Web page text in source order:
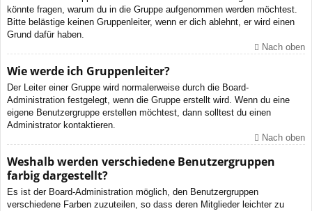
könnte fragen, warum du in die Gruppe aufgenommen werden möchtest.
Bitte belästige keinen Gruppenleiter, wenn er dich ablehnt, er wird einen
Grund dafür haben.
Nach oben
Wie werde ich Gruppenleiter?
Der Leiter einer Gruppe wird normalerweise durch die Board-
Administration festgelegt, wenn die Gruppe erstellt wird. Wenn du eine
eigene Benutzergruppe erstellen möchtest, dann solltest du einen
Administrator kontaktieren.
Nach oben
Weshalb werden verschiedene Benutzergruppen
farbig dargestellt?
Es ist der Board-Administration möglich, den Benutzergruppen
verschiedene Farben zuzuteilen, so dass deren Mitglieder leichter zu